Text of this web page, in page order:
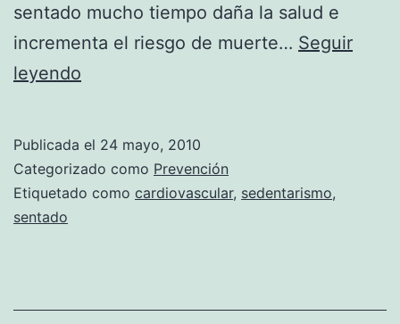
sentado mucho tiempo daña la salud e
incrementa el riesgo de muerte… Seguir
leyendo
tiempo
daña
Publicada el 24 mayo, 2010
Categorizado como Prevención
Etiquetado como cardiovascular, sedentarismo,
sentado